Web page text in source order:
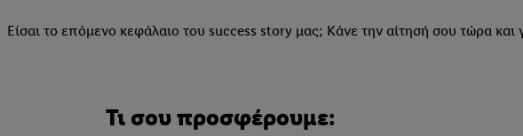
Είσαι το επόμενο κεφάλαιο του success story μας; Κάνε την αίτησή σου τώρα
Τι σου προσφέρουμε: